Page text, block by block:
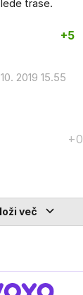
trase.
+5
2019 15.55
+0
več